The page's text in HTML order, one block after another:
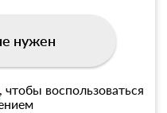
нужен
, чтобы воспользоваться